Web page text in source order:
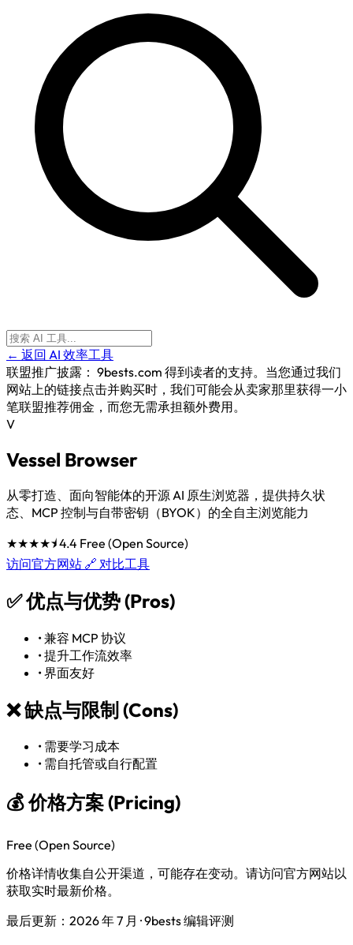
← 返回 AI 效率工具
联盟推广披露： 9bests.com 得到读者的支持。当您通过我们
网站上的链接点击并购买时，我们可能会从卖家那里获得一小
笔联盟推荐佣金，而您无需承担额外费用。
V
Vessel Browser
从零打造、面向智能体的开源 AI 原生浏览器，提供持久状
态、MCP 控制与自带密钥（BYOK）的全自主浏览能力
★★★★⯨4.4 Free (Open Source)
访问官方网站 🔗 对比工具
✅优点与优势 (Pros)
•兼容 MCP 协议
•提升工作流效率
•界面友好
❌缺点与限制 (Cons)
• 需要学习成本
• 需自托管或自行配置
💰 价格方案 (Pricing)
Free (Open Source)
价格详情收集自公开渠道，可能存在变动。请访问官方网站以
获取实时最新价格。
最后更新：2026 年 7 月 · 9bests 编辑评测